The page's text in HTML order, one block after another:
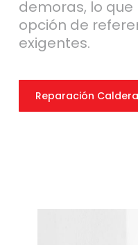
demoras, lo
opción de
exigentes.
Reparación